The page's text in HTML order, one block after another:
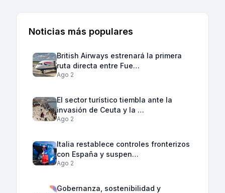
Noticias más populares
British Airways estrenará la primera
ruta directa entre Fue…
Ago 2
El sector turístico tiembla ante la
invasión de Ceuta y la …
Ago 2
Italia restablece controles fronterizos
con España y suspen…
Ago 2
Gobernanza, sostenibilidad y